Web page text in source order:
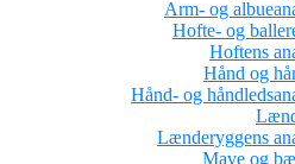
Arm- og
Hofte- og
Hoftens
Hånd og
Hånd- og
Lænderyggens
Mave og